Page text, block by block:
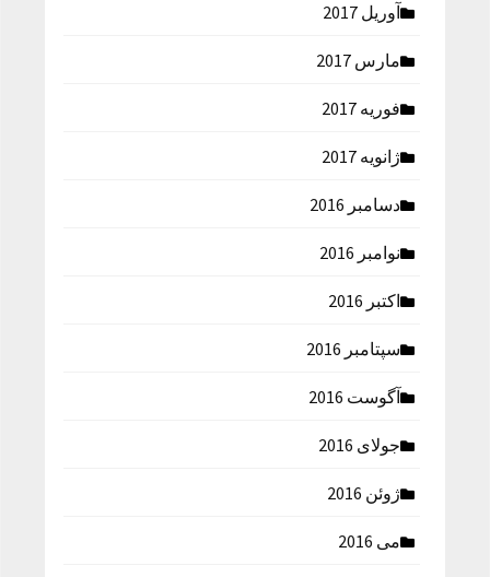
آوریل 2017
مارس 2017
فوریه 2017
ژانویه 2017
دسامبر 2016
نوامبر 2016
اکتبر 2016
سپتامبر 2016
آگوست 2016
جولای 2016
ژوئن 2016
می 2016